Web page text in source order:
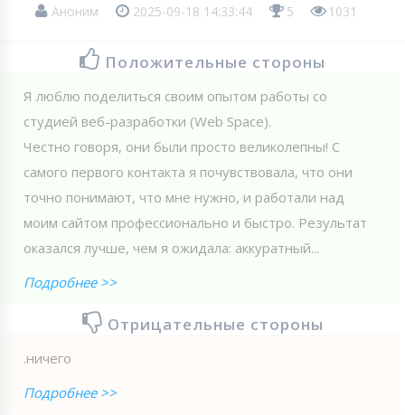
Аноним 2025-09-18 14:33:44 5 1031
Положительные стороны
Я люблю поделиться своим опытом работы со
студией веб-разработки (Web Spaсe).
Честно говоря, они были просто великолепны! С
самого первого контакта я почувствовала, что они
точно понимают, что мне нужно, и работали над
моим сайтом профессионально и быстро. Результат
оказался лучше, чем я ожидала: аккуратный...
Подробнее >>
Отрицательные стороны
.ничего
Подробнее >>